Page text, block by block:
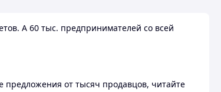
А 60 тыс. предпринимателей со всей
предложения от тысяч продавцов, читайте